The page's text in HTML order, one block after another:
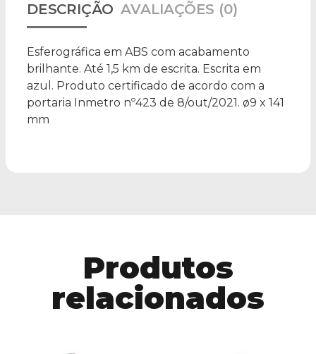
DESCRIÇÃO AVALIAÇÕES (0)
Esferográfica em ABS com acabamento
brilhante. Até 1,5 km de escrita. Escrita em
azul. Produto certificado de acordo com a
portaria Inmetro nº423 de 8/out/2021. ø9 x 141
mm
Produtos
relacionados